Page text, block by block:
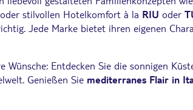
oder stilvollen Hotelkomfort à la RIU oder
Jede Marke bietet ihren eigenen
Entdecken Sie die sonnigen
Genießen Sie mediterranes Flair in